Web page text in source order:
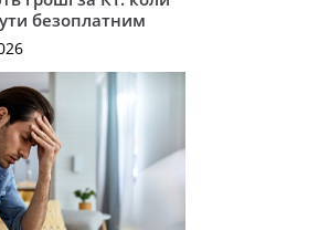
безоплатним